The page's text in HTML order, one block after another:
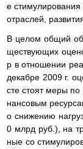
е
отраслей,
В целом общий
ществующих
р в отношении
декабре 2009 г.
сте стоят меры
нансовым
о снижению
0 млрд руб.), на
ные со